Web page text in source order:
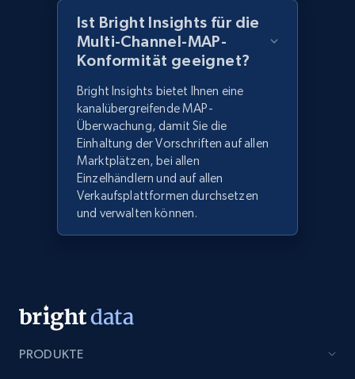
Ist Bright Insights für die
Multi-Channel-MAP-
Konformität geeignet?
Bright Insights bietet Ihnen eine
kanalübergreifende MAP-
Überwachung, damit Sie die
Einhaltung der Vorschriften auf allen
Marktplätzen, bei allen
Einzelhändlern und auf allen
Verkaufsplattformen durchsetzen
und verwalten können.
PRODUKTE